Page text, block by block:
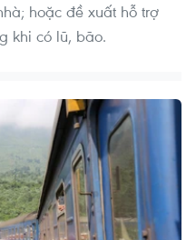
hoặc đề xuất hỗ trợ
khi có lũ, bão.